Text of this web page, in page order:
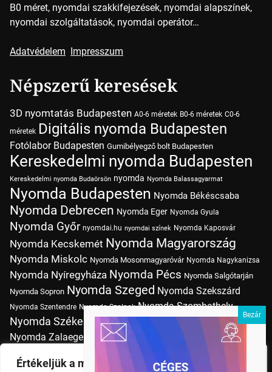
Értékeljük a magánéletét
B0 méret, nyomdai szakkifejezések, nyomdai alapszínek,
nyomdai szolgáltatások, nyomdai operátor…
Adatvédelem Impresszum
Népszerű keresések
3D nyomtatás Budapesten A0-6 méretek B0-6 méretek C0-6
méretek Digitális nyomda Budapesten
Fotólabor Budapesten Gumibélyegző bolt Budapesten
Kereskedelmi nyomda Budapesten
Kereskedelmi nyomda Budaörsön nyomda Nyomda Balassagyarmat
Nyomda Budapesten Nyomda Békéscsaba
Nyomda Debrecen Nyomda Eger Nyomda Gyula
Nyomda Győr nyomdai.hu nyomdai színek Nyomda Kaposvár
Nyomda Kecskemét Nyomda Magyarország
Nyomda Miskolc Nyomda Mosonmagyaróvár Nyomda Nagykanizsa
Nyomda Nyíregyháza Nyomda Pécs Nyomda Salgótarján
Nyomda Sopron Nyomda Szeged Nyomda Szekszárd
Nyomda Szentendre Nyomda Szolnok Nyomda Szombathely
Nyomda Székesfehérvár Nyomda Tatabánya Nyomda Vác
Nyomda Zalaegerszeg Nyomda Érd nyomtatás
Nyomtatás Budapesten